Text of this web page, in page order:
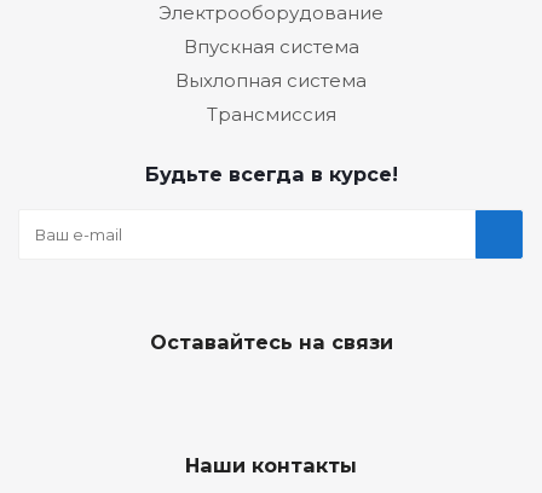
Электрооборудование
Впускная система
Выхлопная система
Трансмиссия
Будьте всегда в курсе!
Оставайтесь на связи
Наши контакты